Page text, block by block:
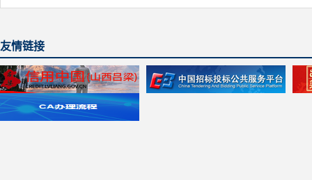
友情链接